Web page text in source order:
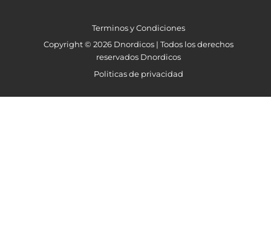
Terminos y Condiciones
Copyright © 2026 Dnordicos | Todos los derechos
reservados Dnordicos
Politicas de privacidad